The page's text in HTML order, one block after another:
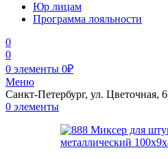
Юр лицам
Программа лояльности
0
0
0 элементы 0₽
Меню
Санкт-Петербург, ул. Цветочная, 6
0 элементы